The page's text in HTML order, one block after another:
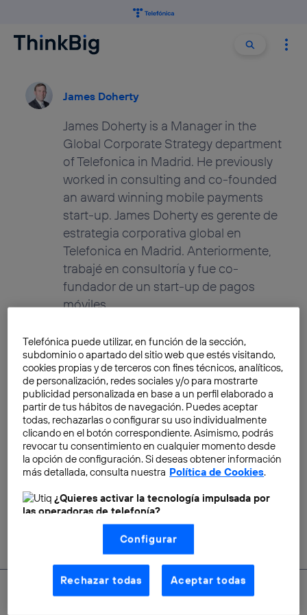
Buscar
James Doherty
James Doherty is a Manager in the
Global Corporate Strategy department
of Telefonica in Madrid. He previously
worked in consulting and co-founded
an award winning mobile payments
start-up. James Doherty es gerente de
estrategia corporativa global en
Telefonica en Madrid. Anteriormente,
trabajé en consultoría y fue co-
fundador de un start-up de pagos
móviles.
¿Utilizas Amazon, Spotify o
Netflix? Entonces te estás
beneficiando del Big Data
James Doherty
Telefónica puede utilizar, en función de la sección,
subdominio o apartado del sitio web que estés visitando,
cookies propias y de terceros con fines técnicos, analíticos,
de personalización, redes sociales y/o para mostrarte
publicidad personalizada en base a un perfil elaborado a
partir de tus hábitos de navegación. Puedes aceptar
todas, rechazarlas o configurar su uso individualmente
clicando en el botón correspondiente. Asimismo, podrás
revocar tu consentimiento en cualquier momento desde
la opción de configuración. Si deseas obtener información
más detallada, consulta nuestra Política de Cookies.
¿Quieres activar la tecnología impulsada por
las operadoras de telefonía?
Nosotros, Telefónica S.A., utilizamos la tecnología Utiq para
realizar nuestras acciones de marketing digital o análisis
(como se describe en este aviso de consentimiento)
basadas en tu navegación en nuestra(s) web(s)
aquí (solo cuando utilizas una conexión a
internet habilitada , proporcionada por una de las
operadoras de telefonía participantes, y otorgas tu
Configurar
Rechazar todas Aceptar todas